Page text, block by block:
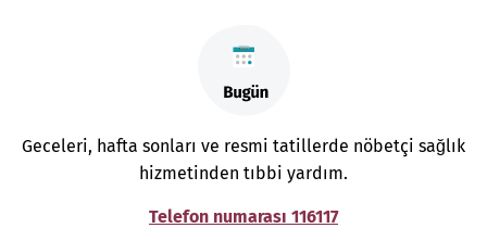
Geceleri, hafta sonları ve resmi tatillerde nöbetçi sağlık
hizmetinden tıbbi yardım.
Telefon numarası 116117